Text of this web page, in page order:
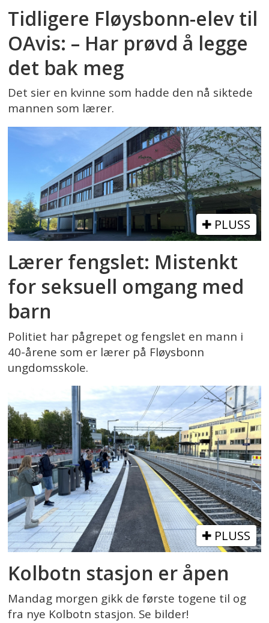
Tidligere Fløysbonn-elev til
OAvis: – Har prøvd å legge
det bak meg
Det sier en kvinne som hadde den nå siktede
mannen som lærer.
PLUSS
Lærer fengslet: Mistenkt
for seksuell omgang med
barn
Politiet har pågrepet og fengslet en mann i
40-årene som er lærer på Fløysbonn
ungdomsskole.
PLUSS
Kolbotn stasjon er åpen
Mandag morgen gikk de første togene til og
fra nye Kolbotn stasjon. Se bilder!